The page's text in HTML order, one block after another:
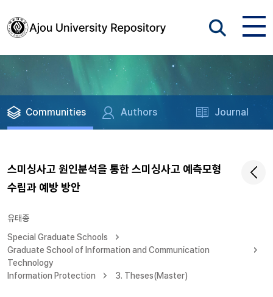
Communities Authors Journal
스미싱사고 원인분석을 통한 스미싱사고 예측모형
수립과 예방 방안
유태종
Special Graduate Schools
Graduate School of Information and Communication
Technology
Information Protection
3. Theses(Master)